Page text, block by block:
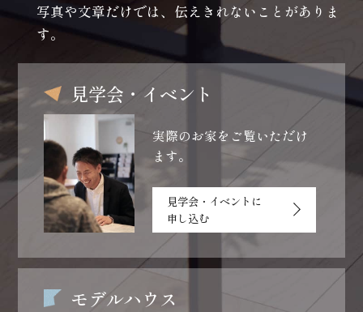
写真や文章だけでは、伝えきれないことがありま
す。
見学会・イベント
実際のお家をご覧いただけ
ます。
見学会・イベントに
申し込む
モデルハウス